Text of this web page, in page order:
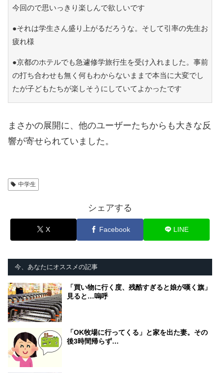
今回ので思いっきり楽しんで欲しいです
●それは学生さん盛り上がるだろうな。そして引率の先生お
疲れ様
●京都のホテルでも急遽修学旅行生を受け入れました。事前
の打ち合わせも無く何もわからないままで本当に大変でし
たが子どもたちが楽しそうにしていてよかったです
まさかの展開に、他のユーザーたちからも大きな反
響が寄せられていました。
中学生
シェアする
X Facebook LINE
今、あなたにオススメの記事
「買い物に行く度、残酷すぎると娘が嘆く旗」
見ると…嗚呼
「OK牧場に行ってくる」と家を出た妻。その
後3時間帰らず…